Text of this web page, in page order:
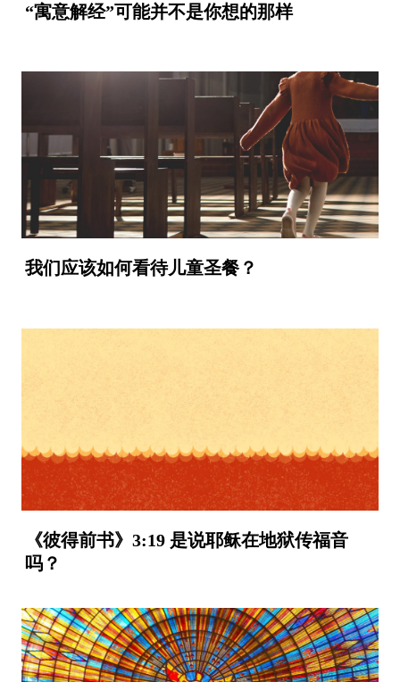
“寓意解经”可能并不是你想的那样
我们应该如何看待儿童圣餐？
《彼得前书》3:19 是说耶稣在地狱传福音
吗？